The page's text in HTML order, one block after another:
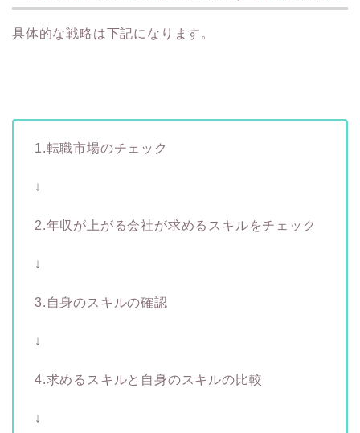
具体的な戦略は下記になります。
1.転職市場のチェック
↓
2.年収が上がる会社が求めるスキルをチェック
↓
3.自身のスキルの確認
↓
4.求めるスキルと自身のスキルの比較
↓